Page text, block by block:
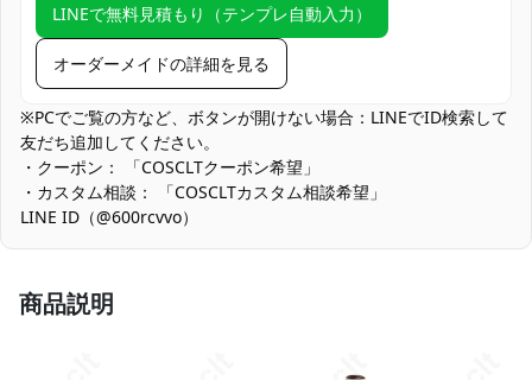
使用場所
コスプレイベント、アニメ・ゲーム関連イ
ベント、写真撮影、舞台、テーマパーティ
ー
収納方法
通気性のある衣装袋、専用のコスプレ衣装
収納ケース、クローゼットに吊るして保
管、畳んで保管（シワがつかないように注
意）
コスプレ対象
アニメファン、ゲームファン、コスプレイ
ヤー、キャラクター愛好者、イベント参加
手洗いまたは洗濯機で優しく洗う、日陰で
LINEで無料見積もり（テンプレ自動入力）
オーダーメイドの詳細を見る
※PCでご覧の方など、ボタンが開けない場合：LINEでID検索して
友だち追加してください。
・クーポン： 「COSCLTクーポン希望」
・カスタム相談： 「COSCLTカスタム相談希望」
LINE ID（@600rcvvo）
商品説明